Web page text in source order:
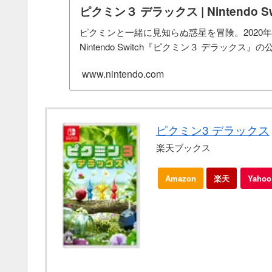
ピクミン３ デラックス | Nintendo
ピクミンと一緒に見知らぬ惑星を冒険。2020年
Nintendo Switch『ピクミン３ デラックス』の
www.nintendo.com
ピクミン3 デラックス
楽天ブックス
Amazon 楽天